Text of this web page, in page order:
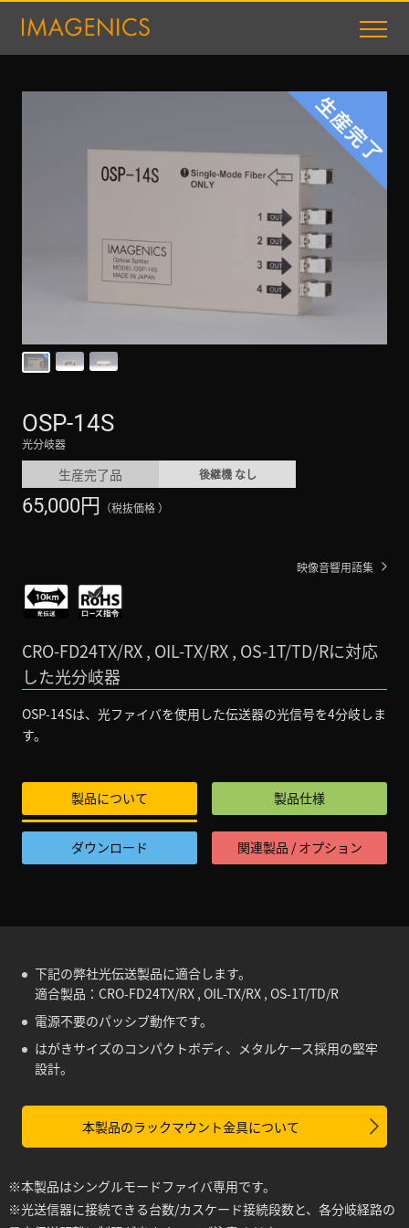
OSP-14S
光分岐器
生産完了品 後継機 なし
65,000円 （税抜価格 ）
映像音響用語集
CRO-FD24TX/RX , OIL-TX/RX , OS-1T/TD/Rに対応
した光分岐器
OSP-14Sは、光ファイバを使用した伝送器の光信号を4分岐しま
す。
製品について 製品仕様
ダウンロード 関連製品 / オプション
下記の弊社光伝送製品に適合します。
適合製品：CRO-FD24TX/RX , OIL-TX/RX , OS-1T/TD/R
電源不要のパッシブ動作です。
はがきサイズのコンパクトボディ、メタルケース採用の堅牢
設計。
本製品のラックマウント金具について
※本製品はシングルモードファイバ専用です。
※光送信器に接続できる台数/カスケード接続段数と、各分岐経路の